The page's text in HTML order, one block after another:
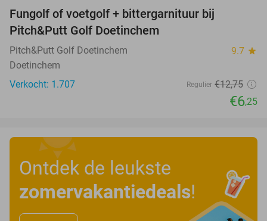
Fungolf of voetgolf + bittergarnituur bij
Pitch&Putt Golf Doetinchem
Pitch&Putt Golf Doetinchem 9.7 star
Doetinchem
Verkocht: 1.707
Regulier €12,75
€6,25
Ontdek de leukste
zomervakantiedeals!